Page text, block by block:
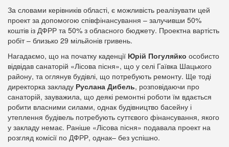
За словами керівників області, є можливість реалізувати цей
проект за допомогою співфінансування – залучивши 50%
коштів із ДФРР та 50% з обласного бюджету. Проектна вартість
робіт – близько 29 мільйонів гривень.
Нагадаємо, що на початку каденції Юрій Погуляйко особисто
відвідав санаторій «Лісова пісня», що у селі Гаївка Шацького
району, та оглянув будівлі, що потребують ремонту. Ще тоді
директорка закладу Руслана Дибель, розповідаючи про
санаторій, зауважила, що деякі ремонтні роботи їм вдається
робити власними силами, однак будівництво басейну і
утеплення будівель потребують суттєвого фінансування, якого
у закладу немає. Раніше «Лісова пісня» подавала проект на
розгляд комісії по ДФРР, однак– без успішно.